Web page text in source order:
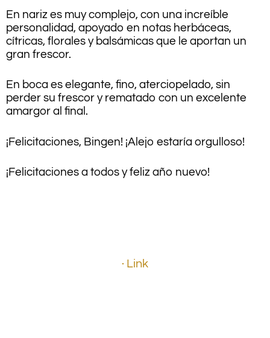
En nariz es muy complejo, con una increíble
personalidad, apoyado en notas herbáceas,
cítricas, florales y balsámicas que le aportan un
gran frescor.
En boca es elegante, fino, aterciopelado, sin
perder su frescor y rematado con un excelente
amargor al final.
¡Felicitaciones, Bingen! ¡Alejo estaría orgulloso!
¡Felicitaciones a todos y feliz año nuevo!
· Link